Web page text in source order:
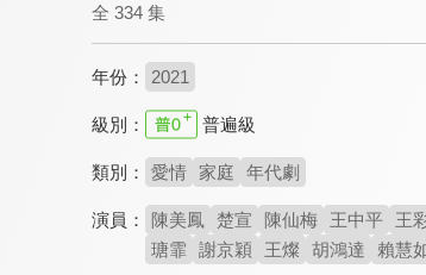
全 334 集
年份： 2021
級別： 普遍級
類別： 愛情 家庭 年代劇
演員： 陳美鳳 楚宣 陳仙梅 王中平 王
瑭霏
謝京穎 王燦 胡鴻達 賴慧